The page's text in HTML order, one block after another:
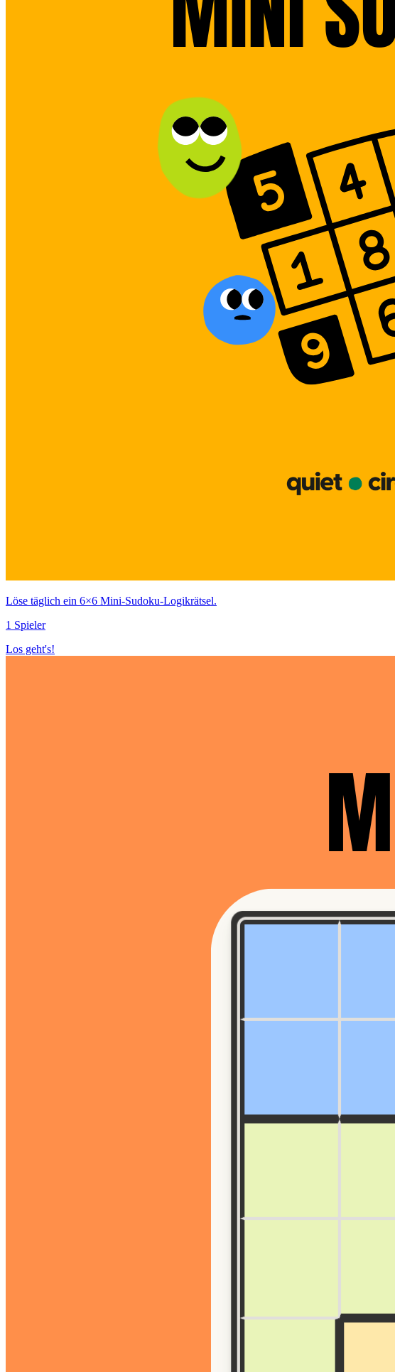
Löse täglich ein 6×6 Mini‑Sudoku‑Logikrätsel.
1 Spieler
Los geht's!